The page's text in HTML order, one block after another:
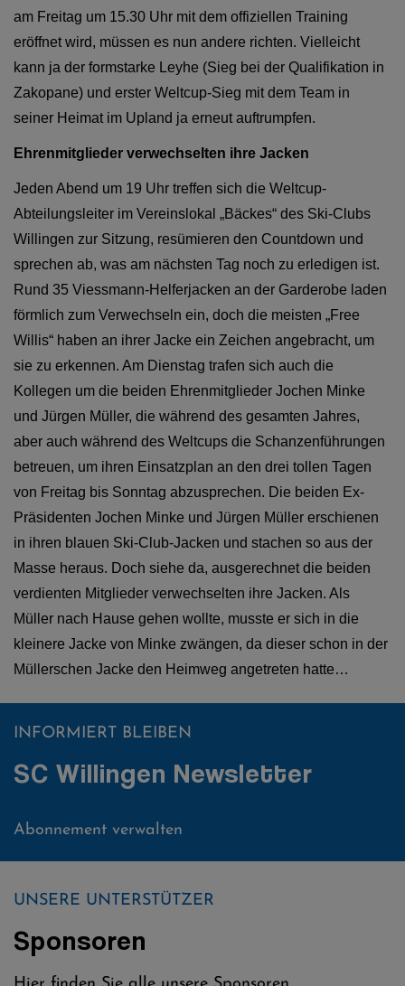
am Freitag um 15.30 Uhr mit dem offiziellen Training
eröffnet wird, müssen es nun andere richten. Vielleicht
kann ja der formstarke Leyhe (Sieg bei der Qualifikation in
Zakopane) und erster Weltcup-Sieg mit dem Team in
seiner Heimat im Upland ja erneut auftrumpfen.
Ehrenmitglieder verwechselten ihre Jacken
Jeden Abend um 19 Uhr treffen sich die Weltcup-
Abteilungsleiter im Vereinslokal „Bäckes“ des Ski-Clubs
Willingen zur Sitzung, resümieren den Countdown und
sprechen ab, was am nächsten Tag noch zu erledigen ist.
Rund 35 Viessmann-Helferjacken an der Garderobe laden
förmlich zum Verwechseln ein, doch die meisten „Free
Willis“ haben an ihrer Jacke ein Zeichen angebracht, um
sie zu erkennen. Am Dienstag trafen sich auch die
Kollegen um die beiden Ehrenmitglieder Jochen Minke
und Jürgen Müller, die während des gesamten Jahres,
aber auch während des Weltcups die Schanzenführungen
betreuen, um ihren Einsatzplan an den drei tollen Tagen
von Freitag bis Sonntag abzusprechen. Die beiden Ex-
Präsidenten Jochen Minke und Jürgen Müller erschienen
in ihren blauen Ski-Club-Jacken und stachen so aus der
Masse heraus. Doch siehe da, ausgerechnet die beiden
verdienten Mitglieder verwechselten ihre Jacken. Als
Müller nach Hause gehen wollte, musste er sich in die
kleinere Jacke von Minke zwängen, da dieser schon in der
Müllerschen Jacke den Heimweg angetreten hatte…
INFORMIERT BLEIBEN
SC Willingen Newsletter
Abonnement verwalten
UNSERE UNTERSTÜTZER
Sponsoren